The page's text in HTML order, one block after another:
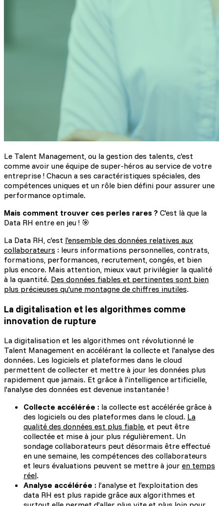
Le Talent Management, ou la gestion des talents, c'est
comme avoir une équipe de super-héros au service de votre
entreprise ! Chacun a ses caractéristiques spéciales, des
compétences uniques et un rôle bien défini pour assurer une
performance optimale.
Mais comment trouver ces perles rares ? C'est là que la
Data RH entre en jeu ! 🎯
La Data RH, c'est l'ensemble des données relatives aux
collaborateurs : leurs informations personnelles, contrats,
formations, performances, recrutement, congés, et bien
plus encore. Mais attention, mieux vaut privilégier la qualité
à la quantité. Des données fiables et pertinentes sont bien
plus précieuses qu'une montagne de chiffres inutiles.
La digitalisation et les algorithmes comme
innovation de rupture
La digitalisation et les algorithmes ont révolutionné le
Talent Management en accélérant la collecte et l'analyse des
données. Les logiciels et plateformes dans le cloud
permettent de collecter et mettre à jour les données plus
rapidement que jamais. Et grâce à l'intelligence artificielle,
l'analyse des données est devenue instantanée !
Collecte accélérée : la collecte est accélérée grâce à
des logiciels ou des plateformes dans le cloud. La
qualité des données est plus fiable, et peut être
collectée et mise à jour plus régulièrement. Un
sondage collaborateurs peut désormais être effectué
en une semaine, les compétences des collaborateurs
et leurs évaluations peuvent se mettre à jour en temps
réel.
Analyse accélérée : l’analyse et l’exploitation des
data RH est plus rapide grâce aux algorithmes et